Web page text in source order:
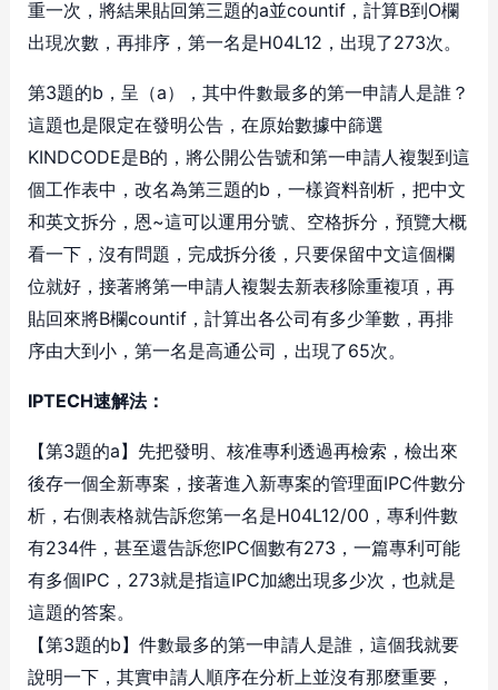
重一次，將結果貼回第三題的a並countif，計算B到O欄
出現次數，再排序，第一名是H04L12，出現了273次。
第3題的b，呈（a），其中件數最多的第一申請人是誰？
這題也是限定在發明公告，在原始數據中篩選
KINDCODE是B的，將公開公告號和第一申請人複製到這
個工作表中，改名為第三題的b，一樣資料剖析，把中文
和英文拆分，恩~這可以運用分號、空格拆分，預覽大概
看一下，沒有問題，完成拆分後，只要保留中文這個欄
位就好，接著將第一申請人複製去新表移除重複項，再
貼回來將B欄countif，計算出各公司有多少筆數，再排
序由大到小，第一名是高通公司，出現了65次。
IPTECH速解法：
【第3題的a】先把發明、核准專利透過再檢索，檢出來
後存一個全新專案，接著進入新專案的管理面IPC件數分
析，右側表格就告訴您第一名是H04L12/00，專利件數
有234件，甚至還告訴您IPC個數有273，一篇專利可能
有多個IPC，273就是指這IPC加總出現多少次，也就是
這題的答案。
【第3題的b】件數最多的第一申請人是誰，這個我就要
說明一下，其實申請人順序在分析上並沒有那麼重要，